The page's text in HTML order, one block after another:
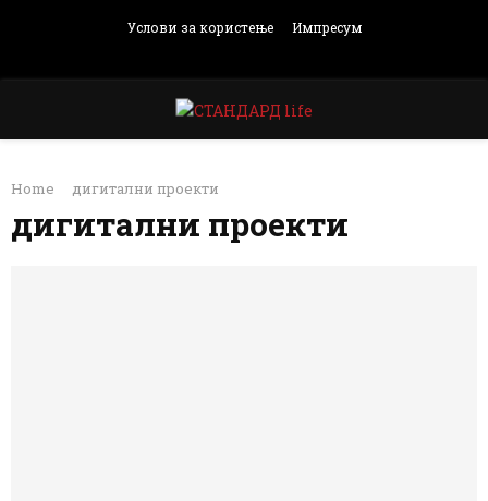
Услови за користење Импресум
PRIMARY
MENU
Home дигитални проекти
дигитални проекти